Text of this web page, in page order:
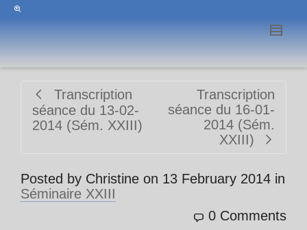
Transcription
séance du 13-02-
2014 (Sém. XXIII)
Transcription
séance du 16-01-
2014 (Sém.
XXIII)
Posted by Christine on 13 February 2014 in
Séminaire XXIII
0 Comments